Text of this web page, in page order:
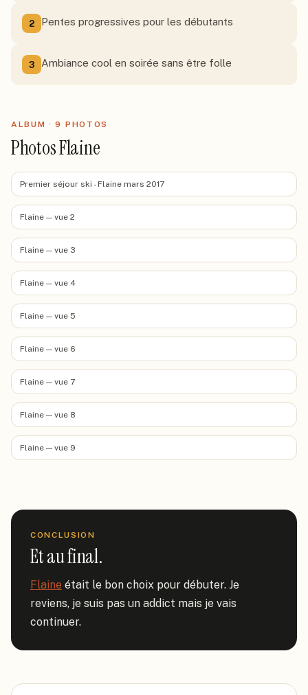
2 Pentes progressives pour les débutants
3 Ambiance cool en soirée sans être folle
ALBUM ·9 PHOTOS
Photos Flaine
Premier séjour ski - Flaine mars 2017
Flaine — vue 2
Flaine — vue 3
Flaine — vue 4
Flaine — vue 5
Flaine — vue 6
Flaine — vue 7
Flaine — vue 8
Flaine — vue 9
CONCLUSION
Et au final.
Flaine était le bon choix pour débuter. Je
reviens, je suis pas un addict mais je vais
continuer.